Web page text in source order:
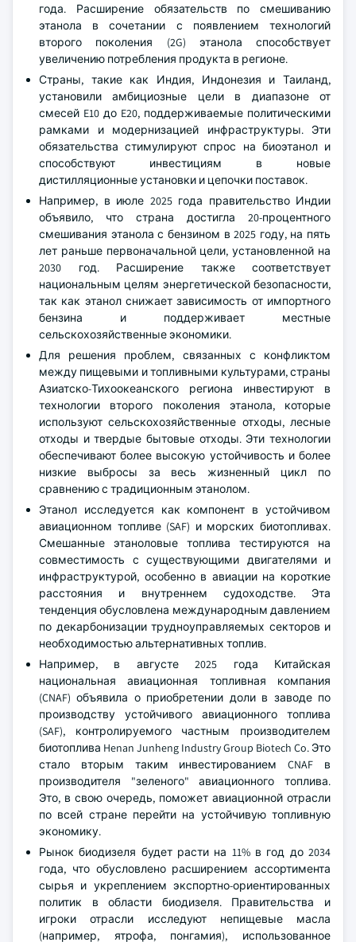
года. Расширение обязательств по смешиванию
этанола в сочетании с появлением технологий
второго поколения (2G) этанола способствует
увеличению потребления продукта в регионе.
Страны, такие как Индия, Индонезия и Таиланд,
установили амбициозные цели в диапазоне от
смесей E10 до E20, поддерживаемые политическими
рамками и модернизацией инфраструктуры. Эти
обязательства стимулируют спрос на биоэтанол и
способствуют инвестициям в новые
дистилляционные установки и цепочки поставок.
Например, в июле 2025 года правительство Индии
объявило, что страна достигла 20-процентного
смешивания этанола с бензином в 2025 году, на пять
лет раньше первоначальной цели, установленной на
2030 год. Расширение также соответствует
национальным целям энергетической безопасности,
так как этанол снижает зависимость от импортного
бензина и поддерживает местные
сельскохозяйственные экономики.
Для решения проблем, связанных с конфликтом
между пищевыми и топливными культурами, страны
Азиатско-Тихоокеанского региона инвестируют в
технологии второго поколения этанола, которые
используют сельскохозяйственные отходы, лесные
отходы и твердые бытовые отходы. Эти технологии
обеспечивают более высокую устойчивость и более
низкие выбросы за весь жизненный цикл по
сравнению с традиционным этанолом.
Этанол исследуется как компонент в устойчивом
авиационном топливе (SAF) и морских биотопливах.
Смешанные этаноловые топлива тестируются на
совместимость с существующими двигателями и
инфраструктурой, особенно в авиации на короткие
расстояния и внутреннем судоходстве. Эта
тенденция обусловлена международным давлением
по декарбонизации трудноуправляемых секторов и
необходимостью альтернативных топлив.
Например, в августе 2025 года Китайская
национальная авиационная топливная компания
(CNAF) объявила о приобретении доли в заводе по
производству устойчивого авиационного топлива
(SAF), контролируемого частным производителем
биотоплива Henan Junheng Industry Group Biotech Co. Это
стало вторым таким инвестированием CNAF в
производителя "зеленого" авиационного топлива.
Это, в свою очередь, поможет авиационной отрасли
по всей стране перейти на устойчивую топливную
экономику.
Рынок биодизеля будет расти на 11% в год до 2034
года, что обусловлено расширением ассортимента
сырья и укреплением экспортно-ориентированных
политик в области биодизеля. Правительства и
игроки отрасли исследуют непищевые масла
(например, ятрофа, понгамия), использованное